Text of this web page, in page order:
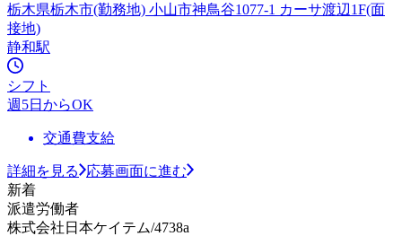
栃木県栃木市(勤務地) 小山市神鳥谷1077-1 カーサ渡辺1F(面
接地)
静和駅
シフト
週5日からOK
交通費支給
詳細を見る
応募画面に進む
新着
派遣労働者
株式会社日本ケイテム/4738a